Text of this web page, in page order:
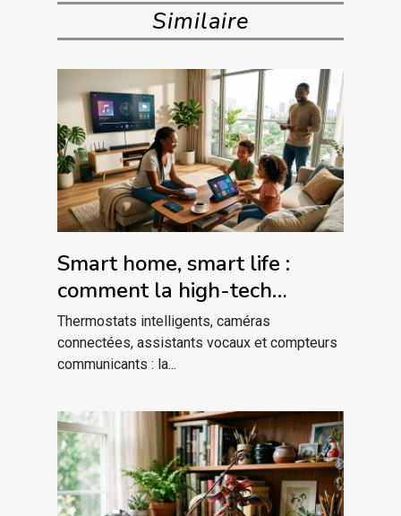
Similaire
Smart home, smart life :
comment la high-tech
redessine nos habitudes
domestiques
Thermostats intelligents, caméras
connectées, assistants vocaux et compteurs
communicants : la...